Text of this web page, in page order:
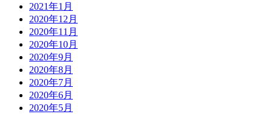
2021年1月
2020年12月
2020年11月
2020年10月
2020年9月
2020年8月
2020年7月
2020年6月
2020年5月